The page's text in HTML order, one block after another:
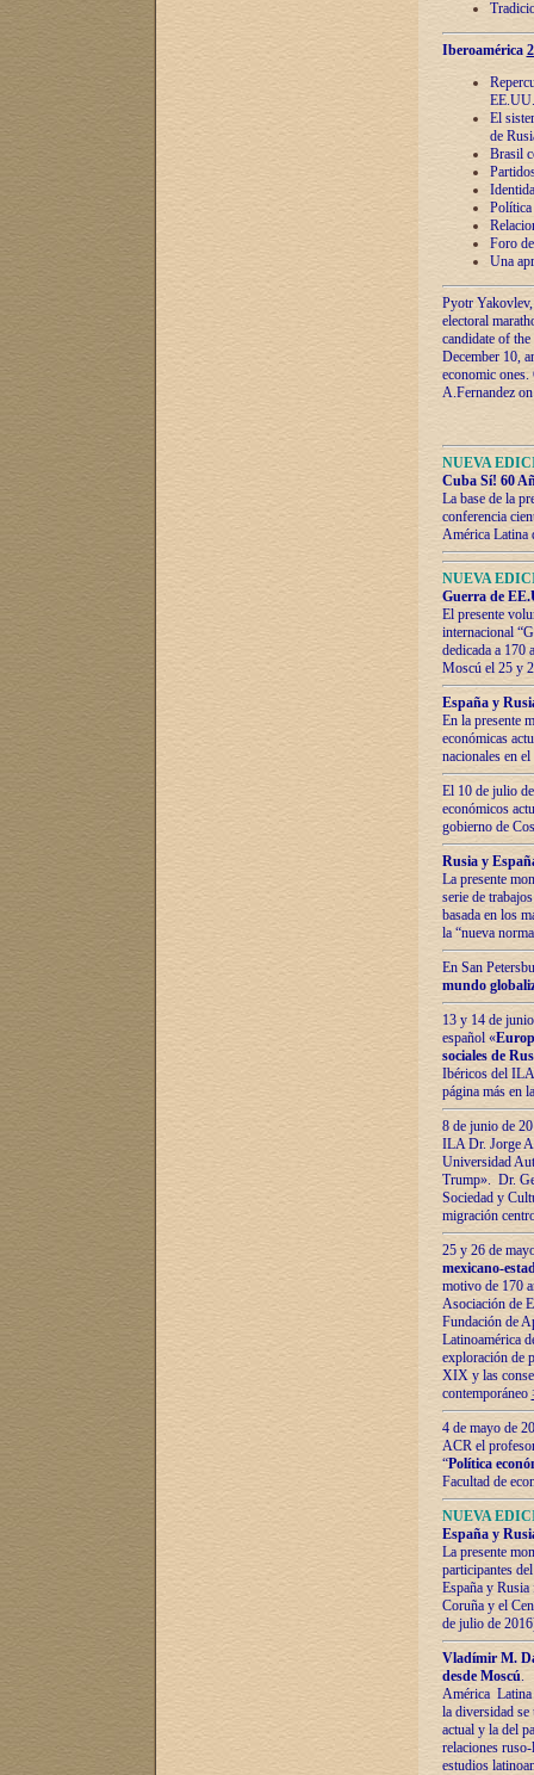
Iberoamérica
EE.UU.
El
de
Brasil
Política
Foro
Una
Pyotr
electoral
candidate of
December 10,
economic
A.Fernandez
NUEVA
Cuba Sí! 60
La base de la
conferencia
América Latina
NUEVA
Guerra de
El presente
internacional
dedicada a 170
Moscú el 25 y
España y
En la presente
económicas
nacionales en
El 10 de julio
económicos
gobierno de
Rusia y
La presente
serie de
basada en los
la “nueva
En San
mundo
13 y 14 de
español «
sociales de
Ibéricos del ILA
página más en
8 de junio de
ILA Dr. Jorge
Universidad
Trump». Dr.
Sociedad y
migración
25 y 26 de
mexicano-
motivo de 170
Asociación de
Fundación de
Latinoamérica
exploración de
XIX y las
contemporáneo
4 de mayo de
ACR el
“Política
Facultad de
NUEVA
España y
La presente
participantes
España y
Coruña y el
de julio de
Vladímir М.
desde Moscú.
América Latina
la diversidad
actual у lа del
relaciones
estudios